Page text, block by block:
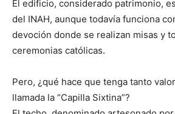
El edificio, considerado patrimonio,
del INAH, aunque todavía funciona
devoción donde se realizan misas y
ceremonias católicas.
Pero, ¿qué hace que tenga tanto
llamada la “Capilla Sixtina”?